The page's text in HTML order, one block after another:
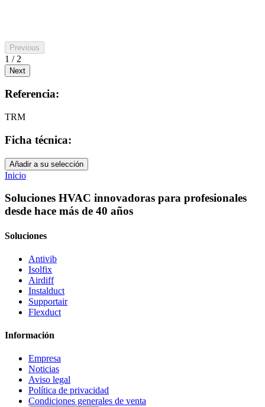
Previous
1 / 2
Next
Referencia:
TRM
Ficha técnica:
Añadir a su selección
Inicio
Soluciones HVAC innovadoras para profesionales
desde hace más de 40 años
Soluciones
Antivib
Isolfix
Airdiff
Instalduct
Supportair
Flexduct
Información
Empresa
Noticias
Aviso legal
Política de privacidad
Condiciones generales de venta